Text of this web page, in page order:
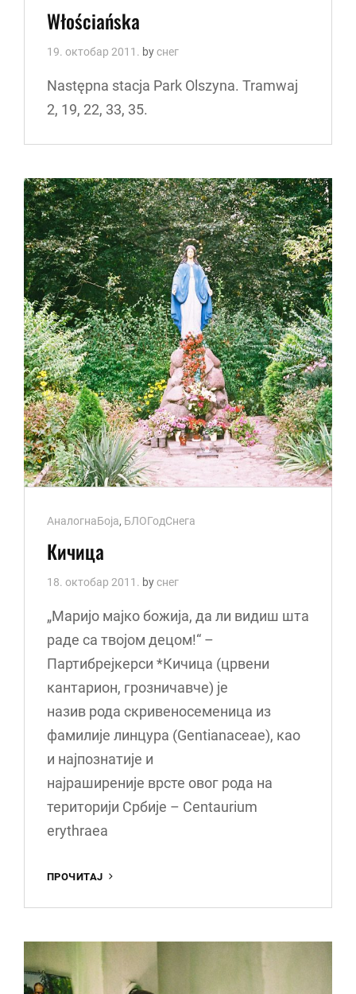
Links
Włościańska
19. октобар 2011. byснег
Następna stacja Park Olszyna. Tramwaj
2, 19, 22, 33, 35.
Cat
Links
АналогнаБоја, БЛОГодСнега
Кичица
18. октобар 2011. byснег
„Маријо мајко божија, да ли видиш шта
раде са твојом децом!“ –
Партибрејкерси *Кичица (црвени
кантарион, грозничавче) је
назив рода скривеносеменица из
фамилије линцура (Gentianaceae), као
и најпознатије и
најраширеније врсте овог рода на
територији Србије – Centaurium
erythraea
ПРОЧИТАЈ